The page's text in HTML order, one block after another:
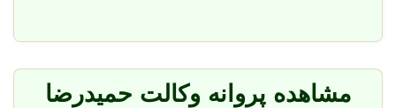
مشاهده پروانه وکالت حمیدرضا